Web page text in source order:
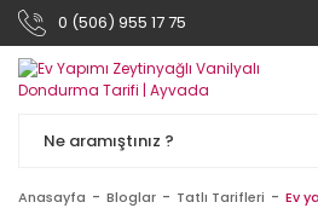
0 (506) 955 17 75
Anasayfa Bloglar Tatlı Tarifleri Ev